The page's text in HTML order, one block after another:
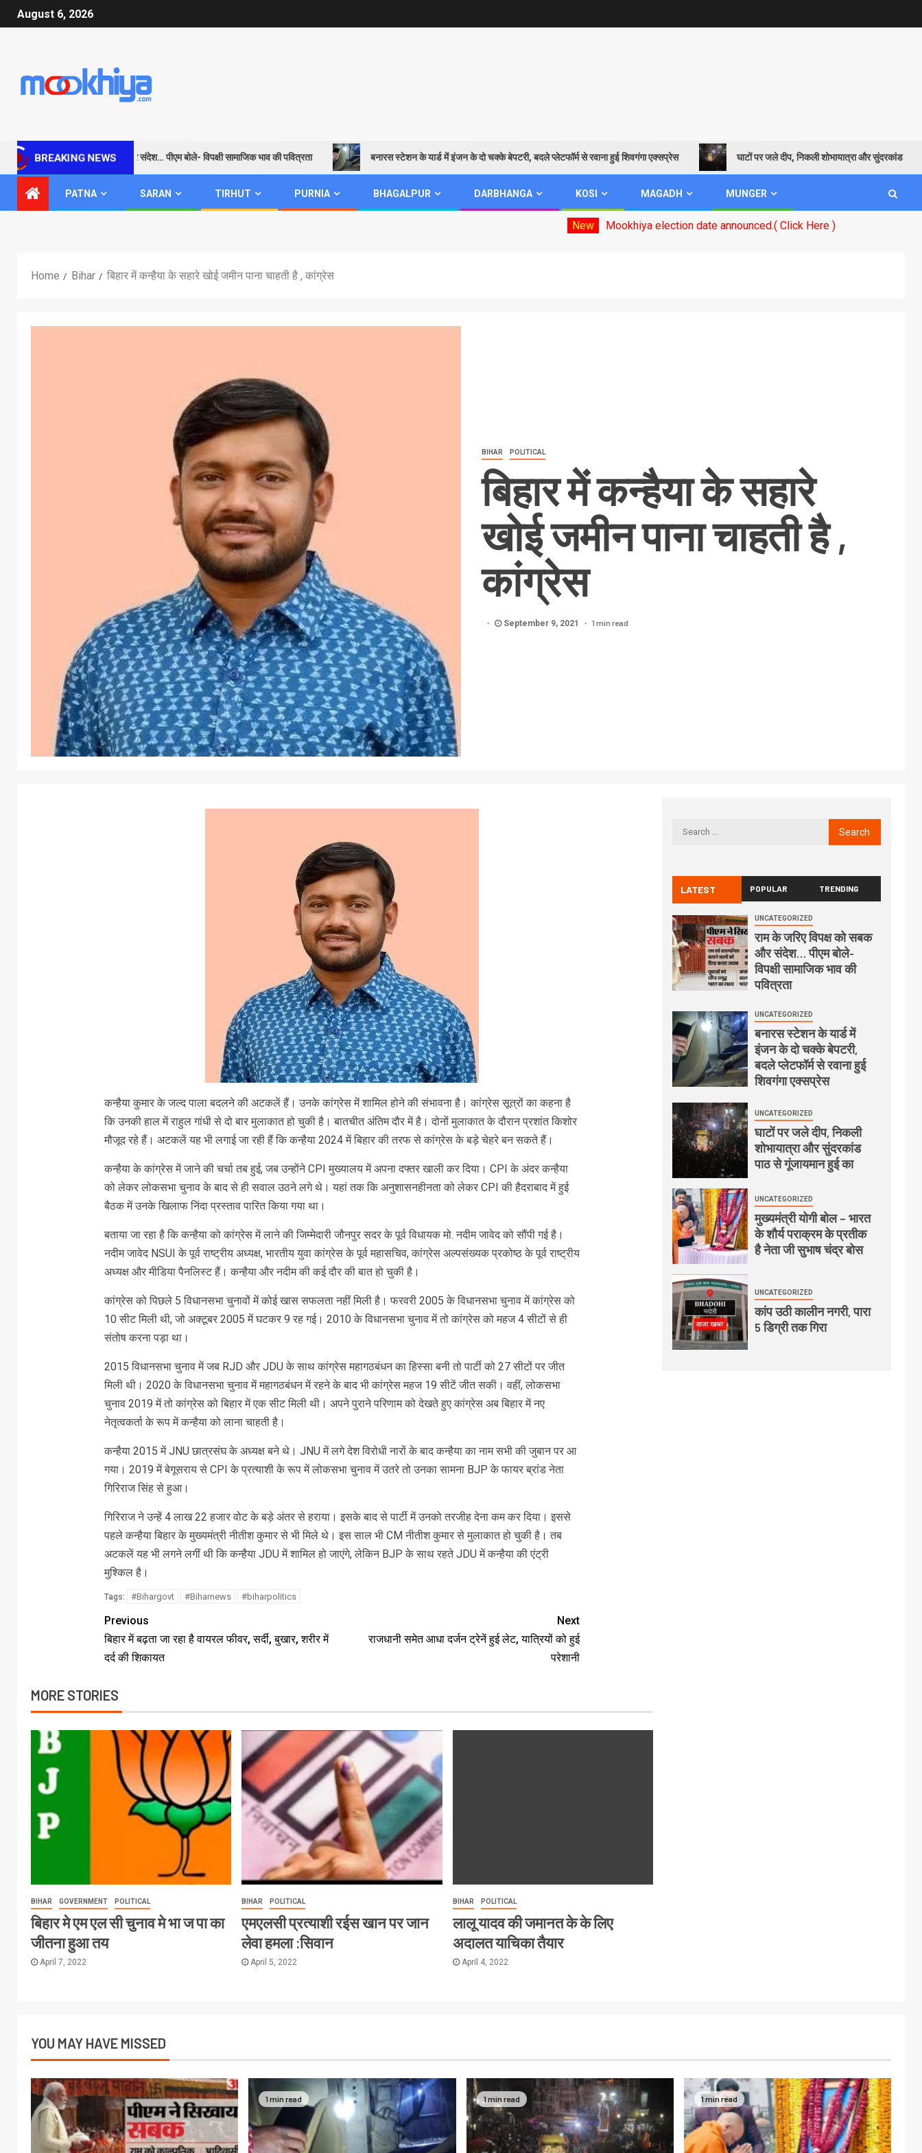
August 6, 2026
BREAKING NEWS
राम के जरिए विपक्ष को सबक और संदेश… पीएम बोले- विपक्षी सामाजिक भाव की पवित्रता बनारस स्टेशन के यार्ड में इंजन के दो चक्के बेपटरी, बदले प्लेटफॉर्म से रवाना हुई शिवगंगा एक्सप्रेस घाटों पर जले दीप, निकली शोभायात्रा और सुंदरकांड पाठ से
PATNA SARAN TIRHUT PURNIA BHAGALPUR DARBHANGA KOSI MAGADH MUNGER
Mookhiya election date announced.( Click Here )
Home Bihar बिहार में कन्हैया के सहारे खोई जमीन पाना चाहती है , कांग्रेस
BIHAR POLITICAL
बिहार में कन्हैया के सहारे
खोई जमीन पाना चाहती है ,
कांग्रेस
September 9, 2021 1 min read
कन्हैया कुमार के जल्द पाला बदलने की अटकलें हैं। उनके कांग्रेस में शामिल होने की संभावना है। कांग्रेस सूत्रों का कहना है
कि उनकी हाल में राहुल गांधी से दो बार मुलाकात हो चुकी है। बातचीत अंतिम दौर में है। दोनों मुलाकात के दौरान प्रशांत किशोर
मौजूद रहे हैं। अटकलें यह भी लगाई जा रही हैं कि कन्हैया 2024 में बिहार की तरफ से कांग्रेस के बड़े चेहरे बन सकते हैं।
कन्हैया के कांग्रेस में जाने की चर्चा तब हुई, जब उन्होंने CPI मुख्यालय में अपना दफ्तर खाली कर दिया। CPI के अंदर कन्हैया
को लेकर लोकसभा चुनाव के बाद से ही सवाल उठने लगे थे। यहां तक कि अनुशासनहीनता को लेकर CPI की हैदराबाद में हुई
बैठक में उनके खिलाफ निंदा प्रस्‍ताव पारित किया गया था।
बताया जा रहा है कि कन्हैया को कांग्रेस में लाने की जिम्मेदारी जौनपुर सदर के पूर्व विधायक मो. नदीम जावेद को सौंपी गई है।
नदीम जावेद NSUI के पूर्व राष्ट्रीय अध्यक्ष, भारतीय युवा कांग्रेस के पूर्व महासचिव, कांग्रेस अल्पसंख्यक प्रकोष्ठ के पूर्व राष्ट्रीय
अध्यक्ष और मीडिया पैनलिस्ट हैं। कन्हैया और नदीम की कई दौर की बात हो चुकी है।
कांग्रेस को पिछले 5 विधानसभा चुनावों में कोई खास सफलता नहीं मिली है। फरवरी 2005 के विधानसभा चुनाव में कांग्रेस को
10 सीट मिली थी, जो अक्टूबर 2005 में घटकर 9 रह गई। 2010 के विधानसभा चुनाव में तो कांग्रेस को महज 4 सीटों से ही
संतोष करना पड़ा था।
2015 विधानसभा चुनाव में जब RJD और JDU के साथ कांग्रेस महागठबंधन का हिस्सा बनी तो पार्टी को 27 सीटों पर जीत
मिली थी। 2020 के विधानसभा चुनाव में महागठबंधन में रहने के बाद भी कांग्रेस महज 19 सीटें जीत सकी। वहीं, लोकसभा
चुनाव 2019 में तो कांग्रेस को बिहार में एक सीट मिली थी। अपने पुराने परिणाम को देखते हुए कांग्रेस अब बिहार में नए
नेतृत्वकर्ता के रूप में कन्हैया को लाना चाहती है।
कन्हैया 2015 में JNU छात्रसंघ के अध्यक्ष बने थे। JNU में लगे देश विरोधी नारों के बाद कन्हैया का नाम सभी की जुबान पर आ
गया। 2019 में बेगूसराय से CPI के प्रत्याशी के रूप में लोकसभा चुनाव में उतरे तो उनका सामना BJP के फायर ब्रांड नेता
गिरिराज सिंह से हुआ।
गिरिराज ने उन्हें 4 लाख 22 हजार वोट के बड़े अंतर से हराया। इसके बाद से पार्टी में उनको तरजीह देना कम कर दिया। इससे
पहले कन्हैया बिहार के मुख्यमंत्री नीतीश कुमार से भी मिले थे। इस साल भी CM नीतीश कुमार से मुलाकात हो चुकी है। तब
अटकलें यह भी लगने लगीं थी कि कन्हैया JDU में शामिल हो जाएंगे, लेकिन BJP के साथ रहते JDU में कन्हैया की एंट्री
मुश्किल है।
Tags: #Bihargovt #Biharnews #biharpolitics
Previous
बिहार में बढ़ता जा रहा है वायरल फीवर, सर्दी, बुखार, शरीर में
दर्द की शिकायत
Next
राजधानी समेत आधा दर्जन ट्रेनें हुई लेट, यात्रियों को हुई
परेशानी
MORE STORIES
BIHAR GOVERNMENT POLITICAL
बिहार मे एम एल सी चुनाव मे भा ज पा का
जीतना हुआ तय
April 7, 2022
BIHAR POLITICAL
एमएलसी प्रत्याशी रईस खान पर जान
लेवा हमला :सिवान
April 5, 2022
BIHAR POLITICAL
लालू यादव की जमानत के के लिए
अदालत याचिका तैयार
April 4, 2022
LATEST POPULAR TRENDING
UNCATEGORIZED
राम के जरिए विपक्ष को सबक
और संदेश… पीएम बोले-
विपक्षी सामाजिक भाव की
पवित्रता
UNCATEGORIZED
बनारस स्टेशन के यार्ड में
इंजन के दो चक्के बेपटरी,
बदले प्लेटफॉर्म से रवाना हुई
शिवगंगा एक्सप्रेस
UNCATEGORIZED
घाटों पर जले दीप, निकली
शोभायात्रा और सुंदरकांड
पाठ से गूंजायमान हुई का
UNCATEGORIZED
मुख्यमंत्री योगी बोल – भारत
के शौर्य पराक्रम के प्रतीक
है नेता जी सुभाष चंद्र बोस
UNCATEGORIZED
कांप उठी कालीन नगरी, पारा
5 डिग्री तक गिरा
YOU MAY HAVE MISSED
1 min read 1 min read 1 min read